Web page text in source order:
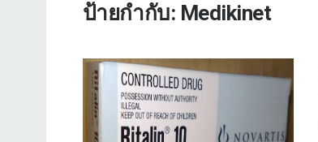
ป้ายกำกับ: Medikinet